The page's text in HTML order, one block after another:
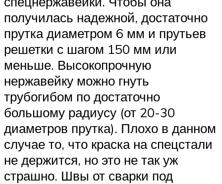
получилась надежной, достаточно
прутка диаметром 6 мм и прутьев
решетки с шагом 150 мм или
меньше. Высокопрочную
нержавейку можно гнуть
трубогибом по достаточно
большому радиусу (от 20-30
диаметров прутка). Плохо в данном
случае то, что краска на спецстали
не держится, но это не так уж
страшно. Швы от сварки под